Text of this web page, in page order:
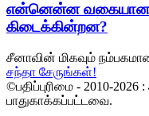
என்னென்ன வகையான
கிடைக்கின்றன?
சீனாவின் மிகவும்
சந்தா சேருங்கள்!
©பதிப்புரிமை - 2010-
பாதுகாக்கப்பட்டவை.